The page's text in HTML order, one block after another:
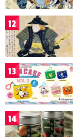
12
13
14